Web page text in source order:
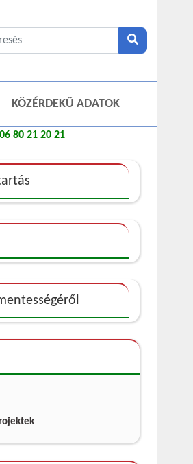
KÖZÉRDEKŰ ADATOK
06 80 21 20 21